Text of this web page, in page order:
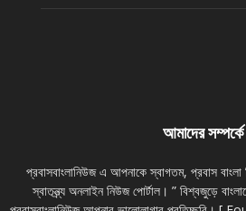
আমাদের সম্পর্কে
প্রবাসবাংলানিউজ এ আপনাকে স্বাগতম, প্রবাস
স্বাতন্ত্র্য অনলাইন নিউজ পোর্টাল। ” বিশ্বজুড়ে